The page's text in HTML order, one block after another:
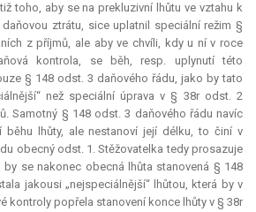
toho, aby se na prekluzivní lhůtu ve vztahu k
ztrátu, sice uplatnil speciální režim §
z příjmů, ale aby ve chvíli, kdy u ní v roce
kontrola, se běh, resp. uplynutí této
§ 148 odst. 3 daňového řádu, jako by tato
než speciální úprava v § 38r odst. 2
Samotný § 148 odst. 3 daňového řádu navíc
běhu lhůty, ale nestanoví její délku, to činí v
obecný odst. 1. Stěžovatelka tedy prosazuje
by se nakonec obecná lhůta stanovená § 148
jakousi „nejspeciálnější“ lhůtou, která by v
kontroly popřela stanovení konce lhůty v § 38r